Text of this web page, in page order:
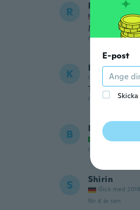
R Rusher
Gick med
Muy lindo,
för 6 år sen
K Karen
Gick med 2017 · 1
Too small
för 6 år sen
B Bruna
Gick med 2019
för 6 år sen
S Shirin
Gick med 2019
för 6 år sen
E-post